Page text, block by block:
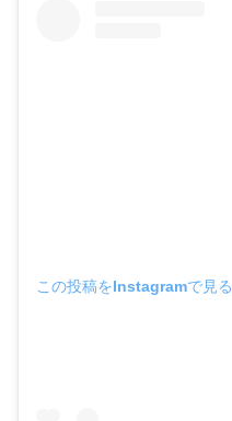
この投稿をInstagramで見る